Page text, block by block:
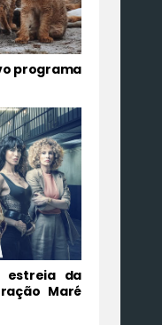
programa
estreia da
Maré